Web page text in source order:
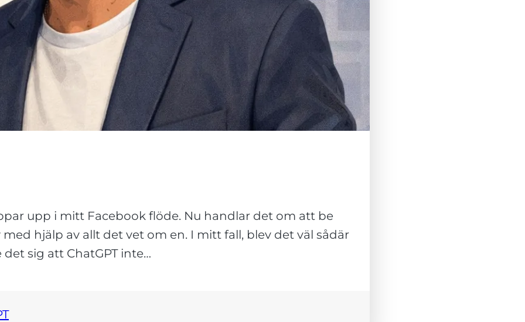
upp i mitt Facebook flöde. Nu handlar det om att be
hjälp av allt det vet om en. I mitt fall, blev det väl sådär
sig att ChatGPT inte…